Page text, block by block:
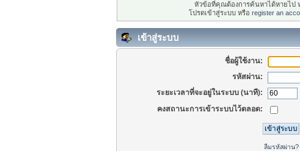
หัวข้อที่คุณต้องการค้นหาได้หายไป
โปรดเข้าสู่ระบบ หรือ register an
เข้าสู่ระบบ
ชื่อผู้ใช้งาน:
รหัสผ่าน:
ระยะเวลาที่จะอยู่ในระบบ (นาที):
คงสถานะการเข้าระบบไว้ตลอด:
ลืมรหัสผ่าน?